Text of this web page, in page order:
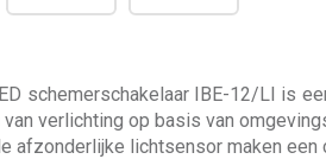
schemerschakelaar IBE-12/LI is
verlichting op basis van
afzonderlijke lichtsensor maken een